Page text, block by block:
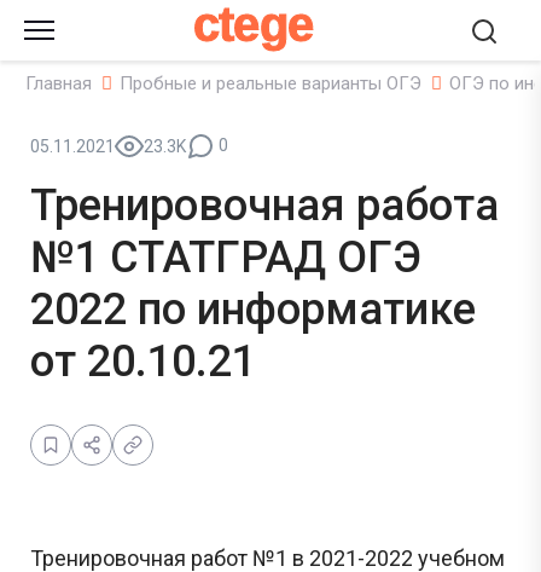
ctege
Главная Пробные и реальные варианты ОГЭ ОГЭ по
05.11.2021 23.3K 0
Тренировочная работа
№1 СТАТГРАД ОГЭ
2022 по информатике
от 20.10.21
Тренировочная работ №1 в 2021-2022 учебном